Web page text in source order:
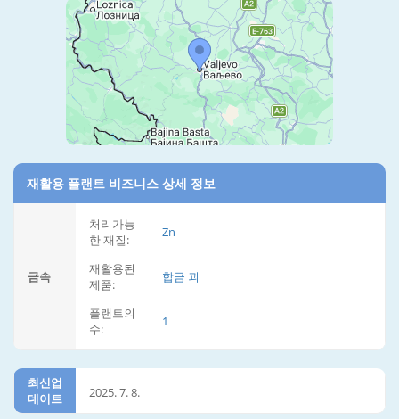
재활용 플랜트 비즈니스 상세 정보
금속
처리가능
한 재질:
Zn
재활용된
제품:
합금 괴
플랜트의
수:
1
최신업
데이트
2025. 7. 8.